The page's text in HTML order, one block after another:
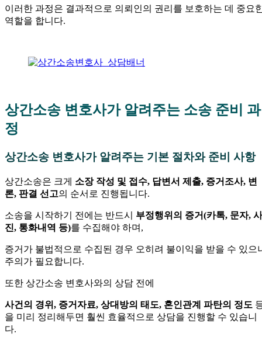
이러한 과정은 결과적으로 의뢰인의 권리를 보호하는 데 중요
역할을 합니다.
상간소송 변호사가 알려주는 소송 준비 과
정
상간소송 변호사가 알려주는 기본 절차와 준비 사항
상간소송은 크게 소장 작성 및 접수, 답변서 제출, 증거조사, 변
론, 판결 선고의 순서로 진행됩니다.
소송을 시작하기 전에는 반드시 부정행위의 증거(카톡, 문자, 사
진, 통화내역 등)를 수집해야 하며,
증거가 불법적으로 수집된 경우 오히려 불이익을 받을 수 있으
주의가 필요합니다.
또한 상간소송 변호사와의 상담 전에
사건의 경위, 증거자료, 상대방의 태도, 혼인관계 파탄의 정도
을 미리 정리해두면 훨씬 효율적으로 상담을 진행할 수 있습니
다.